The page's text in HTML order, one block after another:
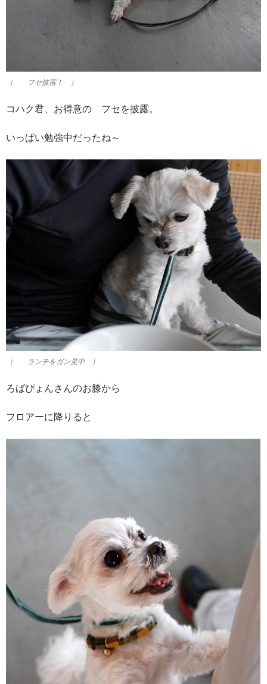
（ フセ披露！ ）
コハク君、お得意の フセを披露。
いっぱい勉強中だったね～
（ ランチをガン見中 ）
ろばぴょんさんのお膝から
フロアーに降りると